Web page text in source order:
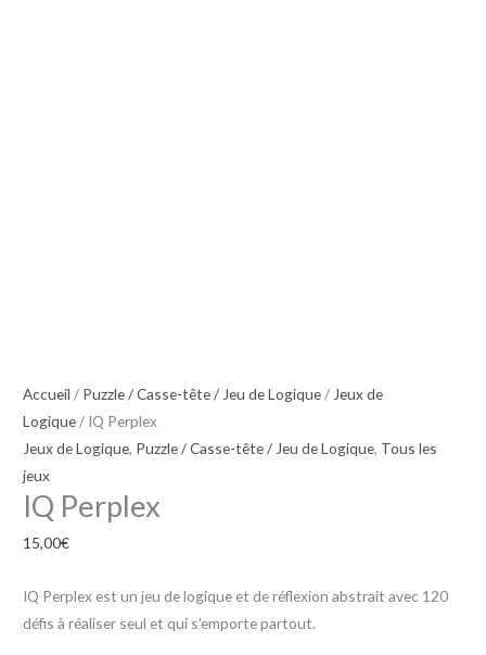
Accueil / Puzzle / Casse-tête / Jeu de Logique/ Jeux de
Logique/ IQ Perplex
Jeux de Logique, Puzzle / Casse-tête / Jeu de Logique, Tous les
jeux
IQ Perplex
15,00€
IQ Perplex est un jeu de logique et de réflexion abstrait avec 120
défis à réaliser seul et qui s’emporte partout.